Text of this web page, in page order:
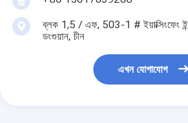
ব্লক 1,5 / এফ, 503-1 # ইয়াক্সিংফেং
ডংগুয়ান, চীন
এখন যোগাযোগ